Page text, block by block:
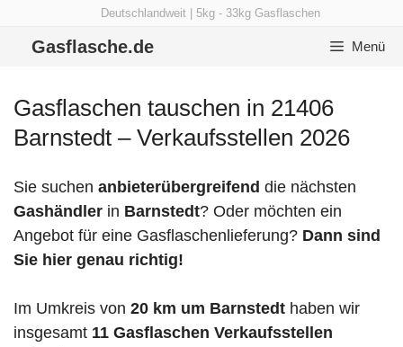
Deutschlandweit | 5kg - 33kg Gasflaschen
Gasflasche.de Menü
Gasflaschen tauschen in 21406
Barnstedt – Verkaufsstellen 2026
Sie suchen anbieterübergreifend die nächsten
Gashändler in Barnstedt? Oder möchten ein
Angebot für eine Gasflaschenlieferung? Dann sind
Sie hier genau richtig!
Im Umkreis von 20 km um Barnstedt haben wir
insgesamt 11 Gasflaschen Verkaufsstellen